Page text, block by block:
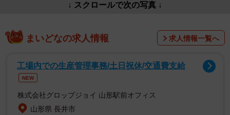
↓ スクロールで次の写真 ↓
まいどなの求人情報 求人情報一覧へ
工場内での生産管理事務/土日祝休/交通費支給
NEW
株式会社グロップジョイ 山形駅前オフィス
山形県 長井市